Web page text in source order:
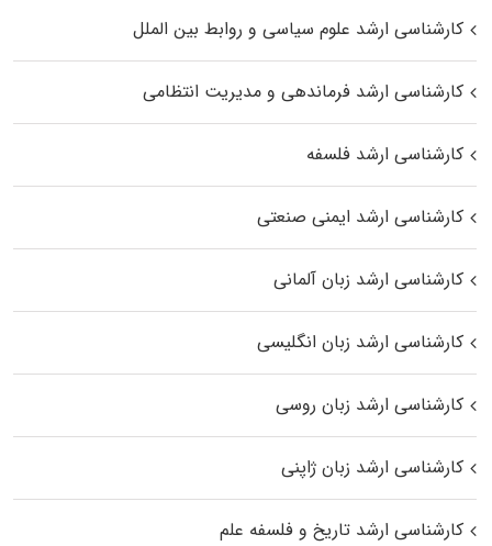
کارشناسی ارشد علوم سیاسی و روابط بین الملل
کارشناسی ارشد فرماندهی و مدیریت انتظامی
کارشناسی ارشد فلسفه
کارشناسی ارشد ایمنی صنعتی
کارشناسی ارشد زبان آلمانی
کارشناسی ارشد زبان انگلیسی
کارشناسی ارشد زبان روسی
کارشناسی ارشد زبان ژاپنی
کارشناسی ارشد تاریخ و فلسفه علم